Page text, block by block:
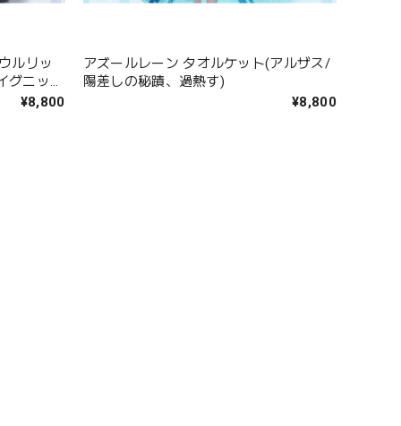
ルリッ
ニッシ
¥8,800
アズールレーン タオルケット(アルザス/
陽差しの秘蹟、過熱す)
¥8,800